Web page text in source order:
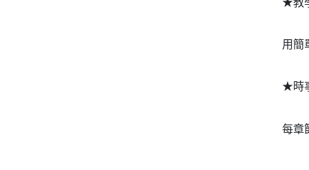
★教
用簡
★時
每章